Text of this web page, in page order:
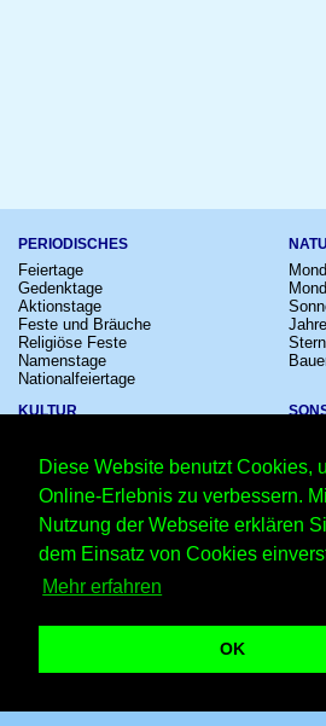
Diese Website benutzt Cookies,
Online-Erlebnis zu verbessern.
Nutzung der Webseite erklären
dem Einsatz von Cookies
Mehr erfahren
OK
PERIODISCHES
Feiertage
Gedenktage
Aktionstage
Feste und Bräuche
Religiöse Feste
Namenstage
Nationalfeiertage
KULTUR
Kinostarts
Festivals
Großevents
Comedy
Shows
Datenschutzhinweis–
Nationaler Wassereis-Tag 2027 -
Kalender